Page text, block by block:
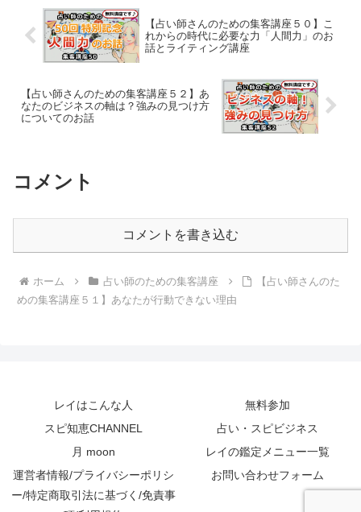
【占い師さんのための集客講座５０】こ
れからの時代に必要な力「人間力」のお
話とライティング講座
【占い師さんのための集客講座５２】あ
なたのビジネスの軸は？強みの見つけ方
についてのお話
コメント
コメントを書き込む
ホーム 占い師のための集客講座
【占い師さんのた
めの集客講座５１】あなたが行動できない理由
レイはこんな人
無料参加
スピ知恵CHANNEL
占い・スピビジネス
月 moon
レイの鑑定メニュー一覧
運営者情報/プライバシーポリシ
ー/特定商取引法に基づく/免責事
お問い合わせフォーム